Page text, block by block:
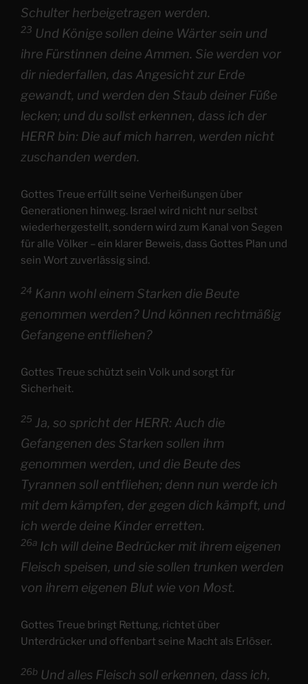
Schulter herbeigetragen werden.
23 Und Könige sollen deine Wärter sein und
ihre Fürstinnen deine Ammen. Sie werden vor
dir niederfallen, das Angesicht zur Erde
gewandt, und werden den Staub deiner Füße
lecken; und du sollst erkennen, dass ich der
HERR bin: Die auf mich harren, werden nicht
zuschanden werden.
Gottes Treue erfüllt seine Verheißungen über
Generationen hinweg. Israel wird nicht nur selbst
wiederhergestellt, sondern wird zum Kanal von Segen
für alle Völker – ein klarer Beweis, dass Gottes Plan und
sein Wort zuverlässig sind.
24 Kann wohl einem Starken die Beute
genommen werden? Und können rechtmäßig
Gefangene entfliehen?
Gottes Treue schützt sein Volk und sorgt für
Sicherheit.
25 Ja, so spricht der HERR: Auch die
Gefangenen des Starken sollen ihm
genommen werden, und die Beute des
Tyrannen soll entfliehen; denn nun werde ich
mit dem kämpfen, der gegen dich kämpft, und
ich werde deine Kinder erretten.
26a Ich will deine Bedrücker mit ihrem eigenen
Fleisch speisen, und sie sollen trunken werden
von ihrem eigenen Blut wie von Most.
Gottes Treue bringt Rettung, richtet über
Unterdrücker und offenbart seine Macht als Erlöser.
26b Und alles Fleisch soll erkennen, dass ich,